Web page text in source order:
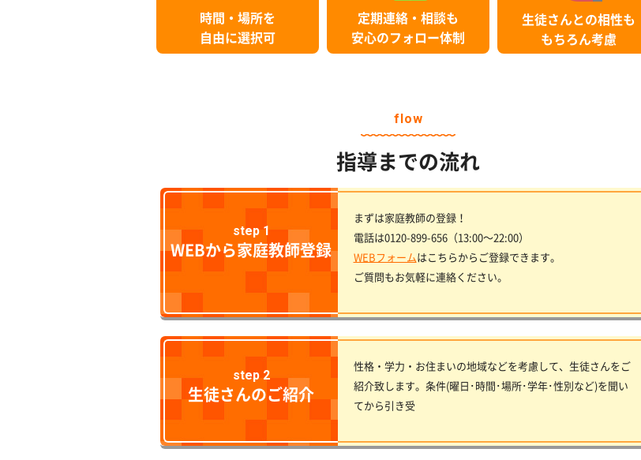
時間・場所を
自由に選択可
定期連絡・相談も
安心のフォロー体制
生徒さんとの相性も
もちろん考慮
flow
指導までの流れ
step 1
WEBから家庭教師登録
まずは家庭教師の登録！
電話は0120-899-656（13:00〜22:00）
WEBフォームはこちらからご登録できます。
ご質問もお気軽に連絡ください。
step 2
生徒さんのご紹介
性格・学力・お住まいの地域などを考慮して、生徒さんをご
紹介致します。条件(曜日･時間･場所･学年･性別など)を聞い
てから引き受